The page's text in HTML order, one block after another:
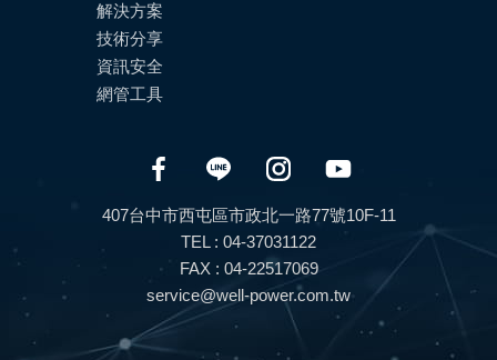
407台中市西屯區市政北一路77號10F-11
TEL : 04-37031122
FAX : 04-22517069
service@well-power.com.tw
解決方案
技術分享
資訊安全
網管工具